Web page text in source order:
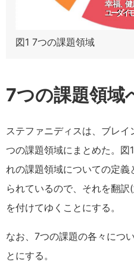
図1 7つの課題領域
7つの課題領域
ステファニディスは、ブレ
つの課題領域にまとめた。
れの課題領域についての定
られているので、それを翻
を付けてゆくことにする。
なお、7つの課題の各々につ
とにする。